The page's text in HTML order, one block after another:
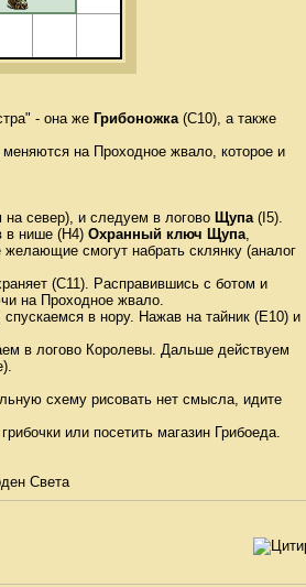
- она же Грибоножка(C10), а также
на Проходное жвало, которое и
север), и следуем в логово Щупа(I5).
в нише (H4) Охранный ключ Щупа,
смогут набрать склянку (аналог
(C11). Расправившись с ботом и
на Проходное жвало.
в нору. Нажав на тайник (E10) и
в логово Королевы. Дальше действуем
схему рисовать нет смысла, идите
или посетить магазин Грибоеда.
Света